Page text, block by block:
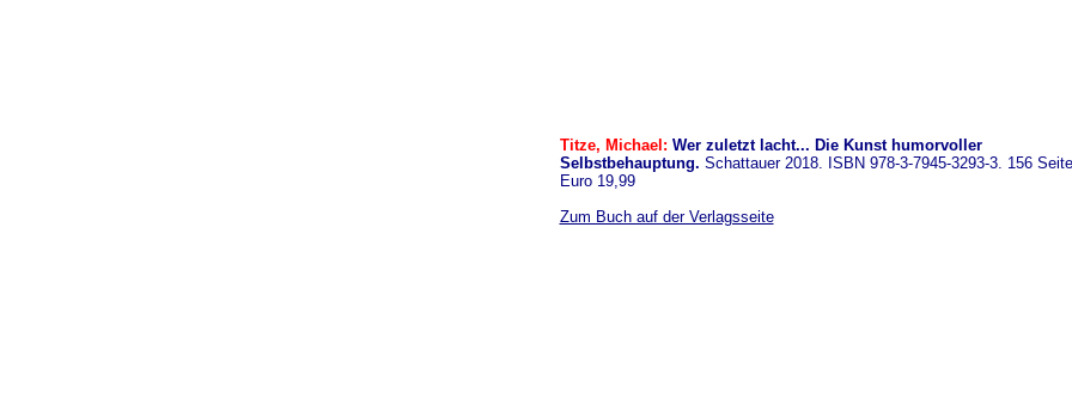
Titze, Michael: Wer zuletzt lacht... Die Kunst humorvoller
Selbstbehauptung. Schattauer 2018. ISBN 978-3-7945-3293-3. 156
Euro 19,99
Zum Buch auf der Verlagsseite